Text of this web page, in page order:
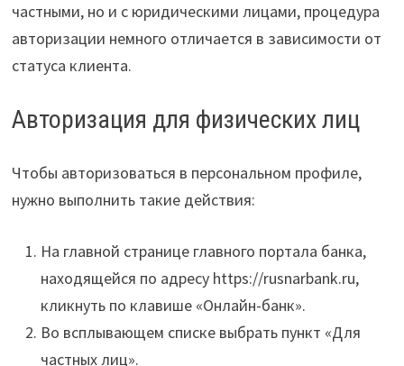
частными, но и с юридическими лицами, процедура
авторизации немного отличается в зависимости от
статуса клиента.
Авторизация для физических лиц
Чтобы авторизоваться в персональном профиле,
нужно выполнить такие действия:
На главной странице главного портала банка,
находящейся по адресу https://rusnarbank.ru,
кликнуть по клавише «Онлайн-банк».
Во всплывающем списке выбрать пункт «Для
частных лиц».